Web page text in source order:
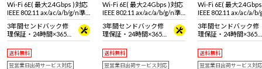
Wi-Fi 6E( 最大2.4Gbps )対応
IEEE 802.11 ax/ac/a/b/g/n準
拠 ＋ Bluetooth 5内蔵
3年間センドバック修
理保証・24時間×365
日電話サポート
送料無料
翌営業日出荷サービス対応
Wi-Fi 6E( 最大2.4Gbps )対応
IEEE 802.11 ax/ac/a/b/g/n準
拠 ＋ Bluetooth 5内蔵
3年間センドバック修
理保証・24時間×365
日電話サポート
送料無料
翌営業日出荷サービス対応
Wi-Fi 6E( 最大
IEEE 802.11 ax/ac/a/
拠 ＋ Bluetooth 5内蔵
3年間センドバック修
理保証・24時間×365
日電話サポート
送料無料
翌営業日出荷サービス対応